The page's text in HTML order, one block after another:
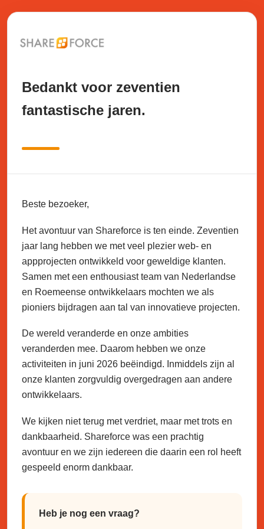
Bedankt voor zeventien
fantastische jaren.
Beste bezoeker,
Het avontuur van Shareforce is ten einde. Zeventien
jaar lang hebben we met veel plezier web- en
appprojecten ontwikkeld voor geweldige klanten.
Samen met een enthousiast team van Nederlandse
en Roemeense ontwikkelaars mochten we als
pioniers bijdragen aan tal van innovatieve projecten.
De wereld veranderde en onze ambities
veranderden mee. Daarom hebben we onze
activiteiten in juni 2026 beëindigd. Inmiddels zijn al
onze klanten zorgvuldig overgedragen aan andere
ontwikkelaars.
We kijken niet terug met verdriet, maar met trots en
dankbaarheid. Shareforce was een prachtig
avontuur en we zijn iedereen die daarin een rol heeft
gespeeld enorm dankbaar.
Heb je nog een vraag?